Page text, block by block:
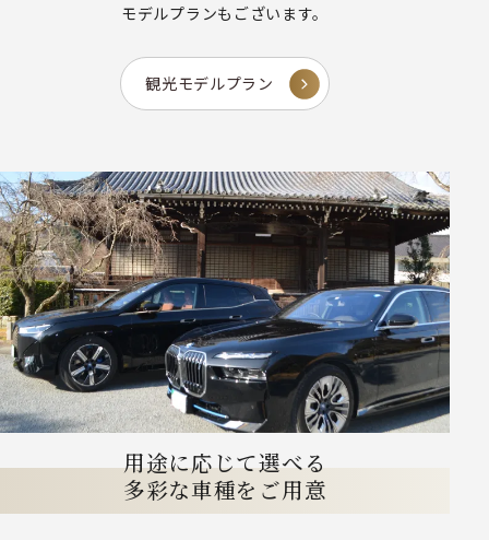
モデルプランもございます。
観光モデルプラン
用途に応じて選べる
多彩な車種をご用意